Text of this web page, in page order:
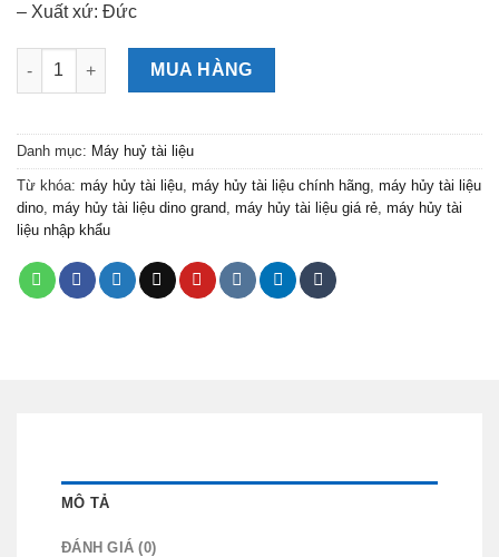
– Xuất xứ: Đức
MÁY HỦY TÀI LIỆU DINO GRAND (CÔNG NGHỆ ĐỨC) số lượng
MUA HÀNG
Danh mục: Máy huỷ tài liệu
Từ khóa: máy hủy tài liệu, máy hủy tài liệu chính hãng, máy hủy tài liệu
dino, máy hủy tài liệu dino grand, máy hủy tài liệu giá rẻ, máy hủy tài
liệu nhập khẩu
MÔ TẢ
ĐÁNH GIÁ (0)